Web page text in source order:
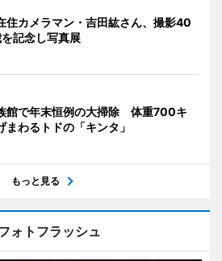
住カメラマン・吉田紘さん、撮影40
記念し写真展
館で年末恒例の大掃除 体重700キ
まわるトドの「キンタ」
もっと見る
ォトフラッシュ